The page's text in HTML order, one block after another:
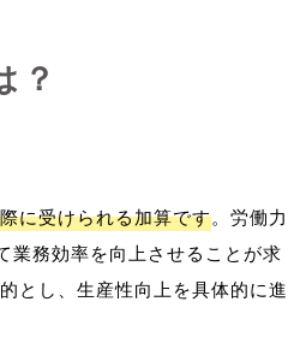
？
に受けられる加算です。労働力
業務効率を向上させることが求
とし、生産性向上を具体的に進